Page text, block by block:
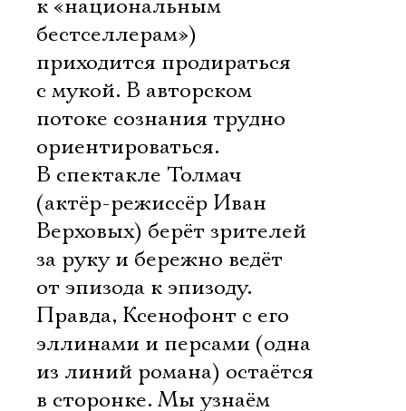
к «национальным
бестселлерам»)
приходится продираться
с мукой. В авторском
потоке сознания трудно
ориентироваться.
В спектакле Толмач
(актёр-режиссёр Иван
Верховых) берёт зрителей
за руку и бережно ведёт
от эпизода к эпизоду.
Правда, Ксенофонт с его
эллинами и персами (одна
из линий романа) остаётся
в сторонке. Мы узнаём